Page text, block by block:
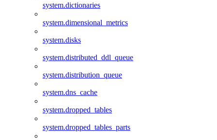
system.dictionaries
system.dimensional_metrics
system.disks
system.distributed_ddl_queue
system.distribution_queue
system.dns_cache
system.dropped_tables
system.dropped_tables_parts